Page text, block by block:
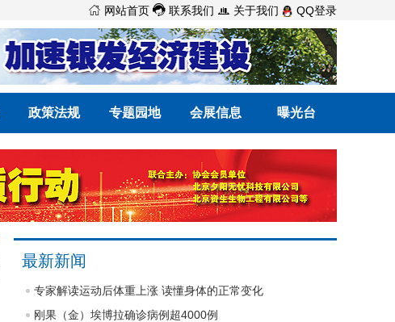
 网站首页  联系我们  关于我们 QQ登录
政策法规 专题园地 会展信息 曝光台
最新新闻
专家解读运动后体重上涨 读懂身体的正常变化
刚果（金）埃博拉确诊病例超4000例